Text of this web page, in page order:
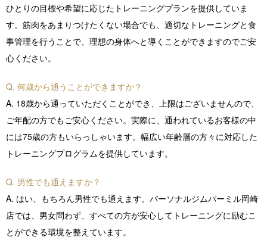
ひとりの目標や希望に応じたトレーニングプランを提供していま
す。筋肉をあまりつけたくない場合でも、適切なトレーニングと食
事管理を行うことで、理想の身体へと導くことができますのでご安
心ください。
Q. 何歳から通うことができますか？
A. 18歳から通っていただくことができ、上限はございませんので、
ご年配の方でもご安心ください。実際に、通われているお客様の中
には75歳の方もいらっしゃいます。幅広い年齢層の方々に対応した
トレーニングプログラムを提供しています。
Q. 男性でも通えますか？
A. はい、もちろん男性でも通えます。パーソナルジムパーミル岡崎
店では、男女問わず、すべての方が安心してトレーニングに励むこ
とができる環境を整えています。